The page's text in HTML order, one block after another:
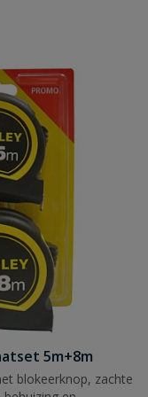
5m+8m
blokeerknop, zachte